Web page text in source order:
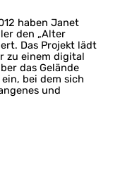
haben Janet
den „Alter
Das Projekt lädt
zu einem digital
das Gelände
bei dem sich
und